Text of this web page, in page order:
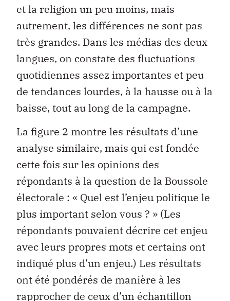
et la religion un peu moins, mais
autrement, les différences ne sont pas
très grandes. Dans les médias des deux
langues, on constate des fluctuations
quotidiennes assez importantes et peu
de tendances lourdes, à la hausse ou à la
baisse, tout au long de la campagne.
La figure 2 montre les résultats d’une
analyse similaire, mais qui est fondée
cette fois sur les opinions des
répondants à la question de la Boussole
électorale : « Quel est l’enjeu politique le
plus important selon vous ? » (Les
répondants pouvaient décrire cet enjeu
avec leurs propres mots et certains ont
indiqué plus d’un enjeu.) Les résultats
ont été pondérés de manière à les
rapprocher de ceux d’un échantillon